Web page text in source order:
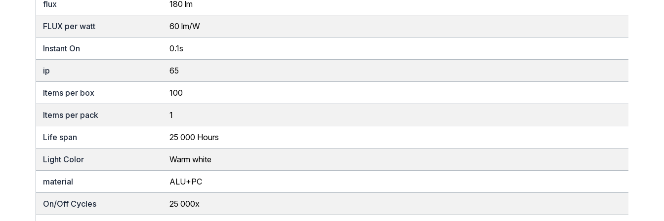
flux 180 lm
FLUX per watt 60 lm/W
Instant On 0.1s
ip 65
Items per box 100
Items per pack 1
Life span 25 000 Hours
Light Color Warm white
material ALU+PC
On/Off Cycles 25 000x